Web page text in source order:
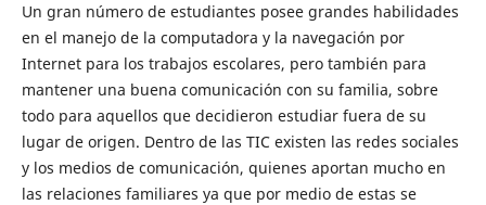
Un gran número de estudiantes posee grandes habilidades
en el manejo de la computadora y la navegación por
Internet para los trabajos escolares, pero también para
mantener una buena comunicación con su familia, sobre
todo para aquellos que decidieron estudiar fuera de su
lugar de origen. Dentro de las TIC existen las redes sociales
y los medios de comunicación, quienes aportan mucho en
las relaciones familiares ya que por medio de estas se